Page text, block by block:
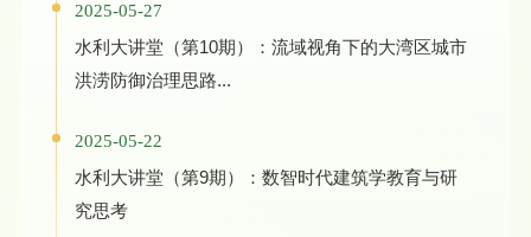
2025-05-27
水利大讲堂（第10期）：流域视角下的大湾区城市
洪涝防御治理思路...
2025-05-22
水利大讲堂（第9期）：数智时代建筑学教育与研
究思考